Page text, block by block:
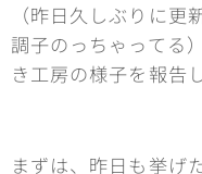
（昨日久しぶりに
調子のっちゃってる
き工房の様子を報告
まずは、昨日も挙げ